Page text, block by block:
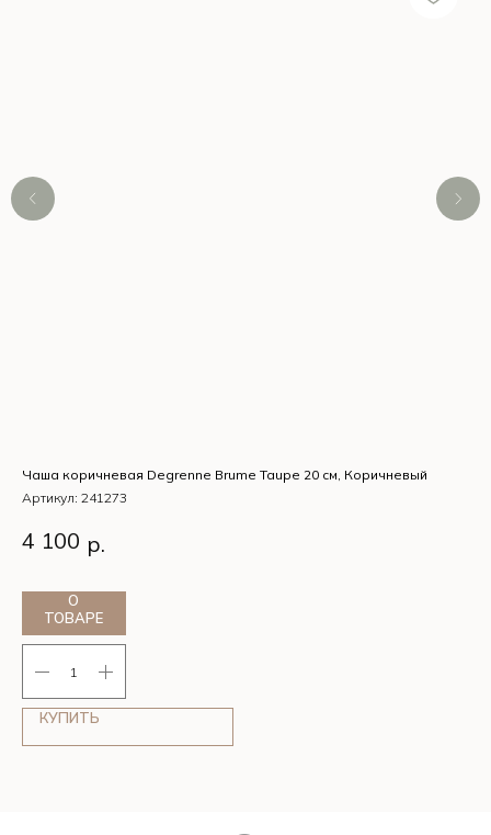
Чаша коричневая Degrenne Brume Taupe 20 см, Коричневый
Артикул: 241273
Чаша коричневая Degrenne Brume Taupe 20 см,
Коричневый
4 100 р.
О
ТОВАРЕ
КУПИТЬ